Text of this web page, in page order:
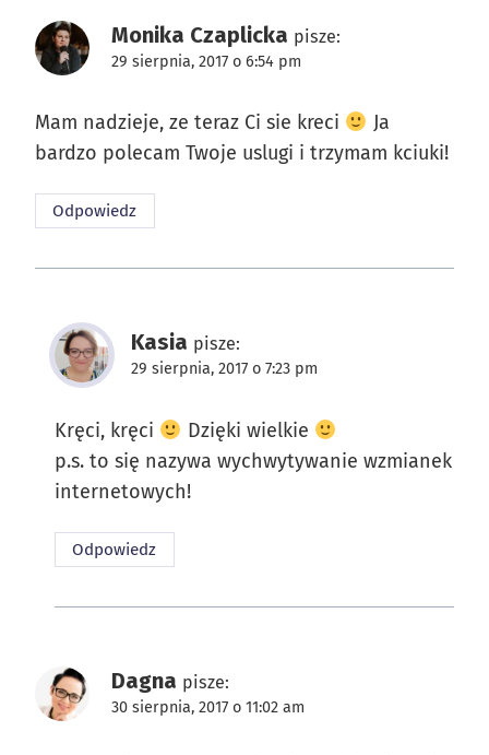
Monika Czaplicka pisze:
29 sierpnia, 2017 o 6:54 pm
Mam nadzieje, ze teraz Ci sie kreci
Ja
bardzo polecam Twoje uslugi i trzymam kciuki!
Odpowiedz
Kasia pisze:
29 sierpnia, 2017 o 7:23 pm
Kręci, kręci
Dzięki wielkie
p.s. to się nazywa wychwytywanie wzmianek
internetowych!
Odpowiedz
Dagna pisze:
30 sierpnia, 2017 o 11:02 am